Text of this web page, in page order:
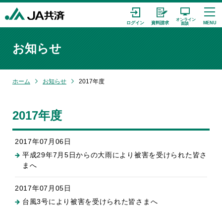
お知らせ
ホーム お知らせ 2017年度
2017年度
2017年07月06日
平成29年7月5日からの大雨により被害を受けられた皆さ
まへ
2017年07月05日
台風3号により被害を受けられた皆さまへ